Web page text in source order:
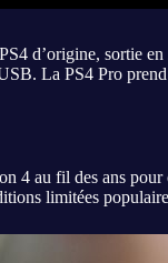
d’origine, sortie
La PS4 Pro
4 au fil des ans
limitées